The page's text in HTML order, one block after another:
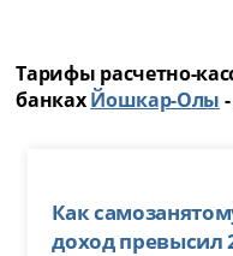
Тарифы расчетно-
банкахЙошкар-Олы
Как
доход превысил